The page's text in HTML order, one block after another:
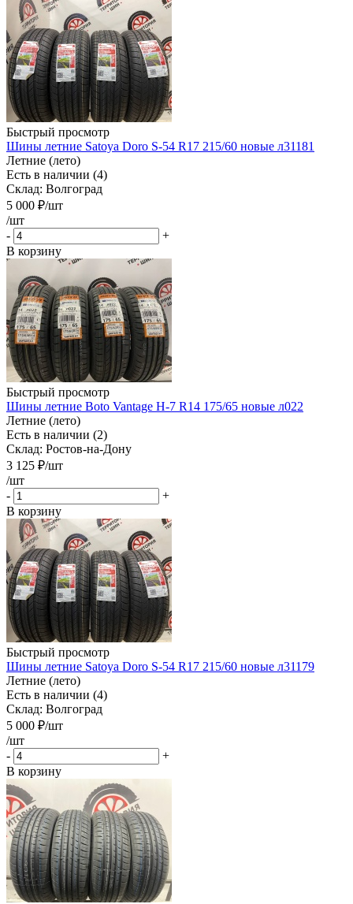
Быстрый просмотр
Шины летние Satoya Doro S-54 R17 215/60 новые л31181
Летние (лето)
Есть в наличии (4)
Склад: Волгоград
5 000 ₽/шт
/шт
-
+
В корзину
Быстрый просмотр
Шины летние Boto Vantage H-7 R14 175/65 новые л022
Летние (лето)
Есть в наличии (2)
Склад: Ростов-на-Дону
3 125 ₽/шт
/шт
-
+
В корзину
Быстрый просмотр
Шины летние Satoya Doro S-54 R17 215/60 новые л31179
Летние (лето)
Есть в наличии (4)
Склад: Волгоград
5 000 ₽/шт
/шт
-
+
В корзину